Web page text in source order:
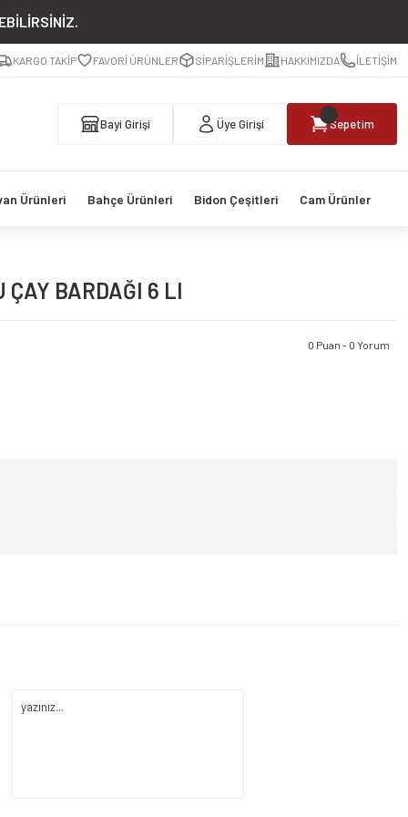
KARGO TAKİP FAVORİ ÜRÜNLER SİPARİŞLERİM HAKKIMIZDA İLETİŞİM
Bayi Girişi Üye Girişi Sepetim
Ürünleri Bahçe Ürünleri Bidon Çeşitleri Cam Ürünler
ÇAY BARDAĞI 6 LI
0 Puan - 0 Yorum